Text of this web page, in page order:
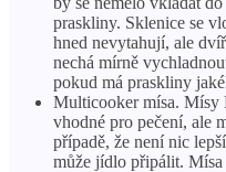
praskliny. Sklenice se
hned nevytahují, ale
nechá mírně
pokud má praskliny
Multicooker mísa. Mísy
vhodné pro pečení, ale
případě, že není nic
může jídlo připálit. Mísa